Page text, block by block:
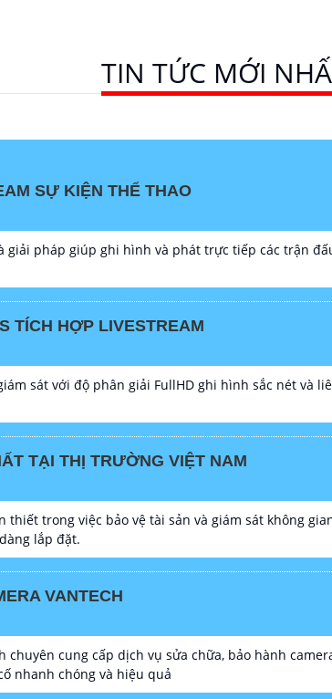
TIN TỨC MỚI
SỰ KIỆN THỂ THAO
giải pháp giúp ghi hình và phát trực tiếp các trận
TÍCH HỢP LIVESTREAM
sát với độ phân giải FullHD ghi hình sắc nét và
TẠI THỊ TRƯỜNG VIỆT NAM
thiết trong việc bảo vệ tài sản và giám sát không
lắp đặt.
VANTECH
chuyên cung cấp dịch vụ sửa chữa, bảo hành
nhanh chóng và hiệu quả